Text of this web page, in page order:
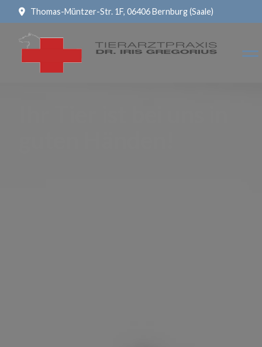
Thomas-Müntzer-Str. 1F, 06406 Bernburg (Saale)